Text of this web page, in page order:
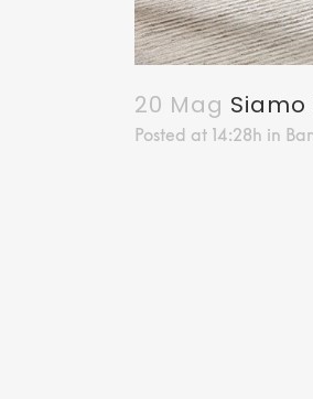
20 Mag
Posted at 14:28h in